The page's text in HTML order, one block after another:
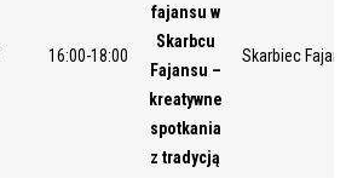
16:00-18:00
fajansu w
Skarbcu
Fajansu –
kreatywne
spotkania
z tradycją
Skarbiec